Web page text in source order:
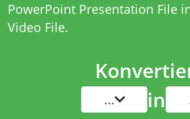
PowerPoint Presentation File
Video File.
... in